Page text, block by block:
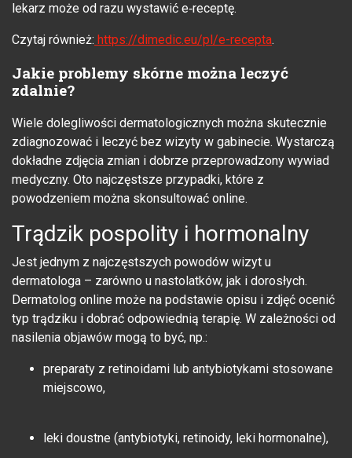
lekarz może od razu wystawić e‑receptę.
Czytaj również: https://dimedic.eu/pl/e-recepta.
Jakie problemy skórne można leczyć
zdalnie?
Wiele dolegliwości dermatologicznych można skutecznie
zdiagnozować i leczyć bez wizyty w gabinecie. Wystarczą
dokładne zdjęcia zmian i dobrze przeprowadzony wywiad
medyczny. Oto najczęstsze przypadki, które z
powodzeniem można skonsultować online.
Trądzik pospolity i hormonalny
Jest jednym z najczęstszych powodów wizyt u
dermatologa – zarówno u nastolatków, jak i dorosłych.
Dermatolog online może na podstawie opisu i zdjęć ocenić
typ trądziku i dobrać odpowiednią terapię. W zależności od
nasilenia objawów mogą to być, np.:
preparaty z retinoidami lub antybiotykami stosowane
miejscowo,
leki doustne (antybiotyki, retinoidy, leki hormonalne),